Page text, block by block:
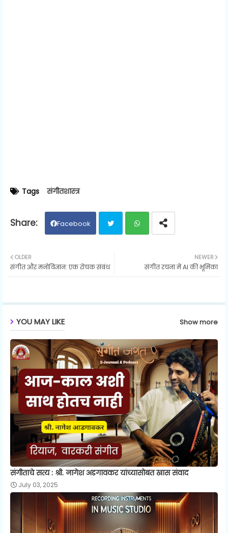
Tags संगीतशास्त्र
Facebook
ter
NEWER
संगीत रचना में AI की भूमिका
OLDER
संगीत और मनोविज्ञान: एक रोचक संबंध
YOU MAY LIKE Show more
संगीताचे सत्य : श्री. नागेश अडगावकर यांच्यासोबत खास संवाद
July 03, 2025